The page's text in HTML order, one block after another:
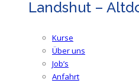
Landshut –
Kurse
Über uns
Job’s
Anfahrt